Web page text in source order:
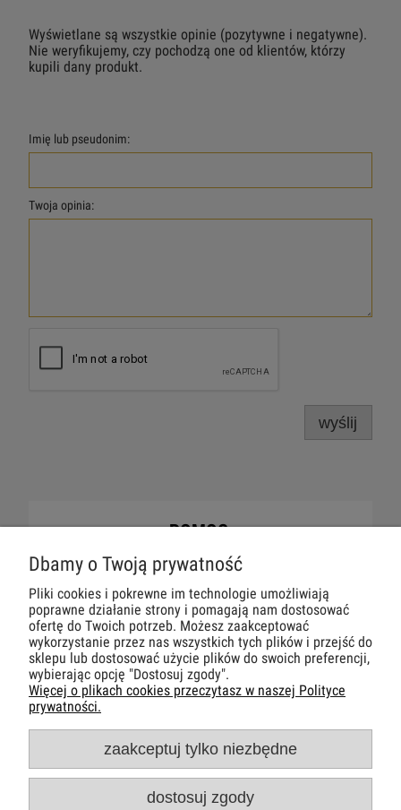
Wyświetlane są wszystkie opinie (pozytywne i negatywne).
Nie weryfikujemy, czy pochodzą one od klientów, którzy
kupili dany produkt.
Imię lub pseudonim:
Twoja opinia:
wyślij
POMOC
DLA CIEBIE
MOJE KONTO
PŁATNOŚCI I DOSTAWA
O NAS
Dbamy o Twoją prywatność
Pliki cookies i pokrewne im technologie umożliwiają
poprawne działanie strony i pomagają nam dostosować
ofertę do Twoich potrzeb. Możesz zaakceptować
wykorzystanie przez nas wszystkich tych plików i przejść do
sklepu lub dostosować użycie plików do swoich preferencji,
wybierając opcję "Dostosuj zgody".
Więcej o plikach cookies przeczytasz w naszej Polityce
prywatności.
zaakceptuj tylko niezbędne
dostosuj zgody